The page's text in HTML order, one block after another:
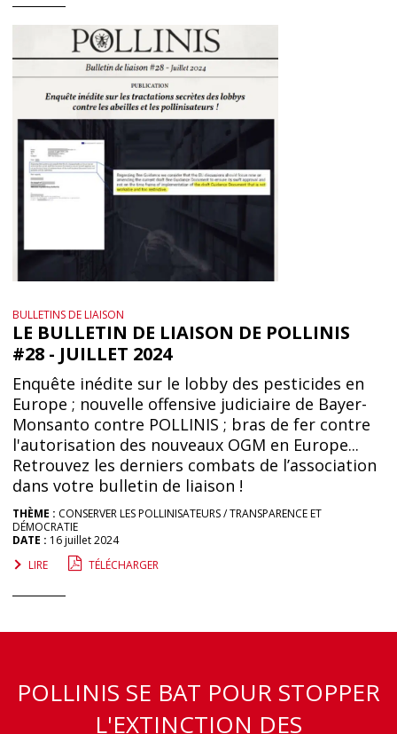
BULLETINS DE LIAISON
LE BULLETIN DE LIAISON DE POLLINIS
#28 - JUILLET 2024
Enquête inédite sur le lobby des pesticides en
Europe ; nouvelle offensive judiciaire de Bayer-
Monsanto contre POLLINIS ; bras de fer contre
l'autorisation des nouveaux OGM en Europe...
Retrouvez les derniers combats de l’association
dans votre bulletin de liaison !
THÈME : CONSERVER LES POLLINISATEURS TRANSPARENCE ET
DÉMOCRATIE
DATE : 16 juillet 2024
LIRE
TÉLÉCHARGER
POLLINIS SE BAT POUR STOPPER
L'EXTINCTION DES